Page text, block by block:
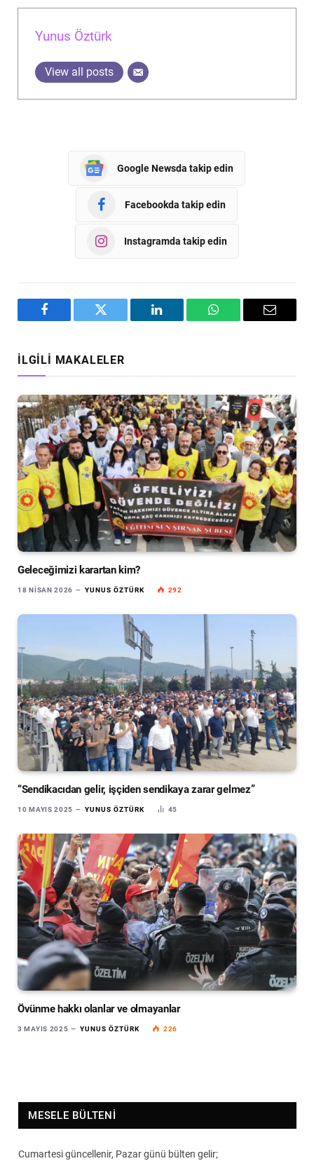
Yunus Öztürk
View all posts
Google Newsda takip edin
Facebookda takip edin
Instagramda takip edin
Facebook Twitter LinkedIn WhatsAppEmail
İLGILI MAKALELER
Geleceğimizi karartan kim?
18 NISAN 2026 YUNUS ÖZTÜRK 292
“Sendikacıdan gelir, işçiden sendikaya zarar gelmez”
10 MAYIS 2025 YUNUS ÖZTÜRK 45
Övünme hakkı olanlar ve olmayanlar
3 MAYIS 2025 YUNUS ÖZTÜRK 226
MESELE BÜLTENI
Cumartesi güncellenir, Pazar günü bülten gelir;